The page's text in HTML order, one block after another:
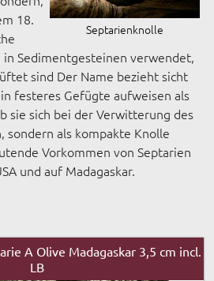
Septarienknolle
18.
Sedimentgesteinen verwendet,
sind Der Name bezieht sicht
festeres Gefügte aufweisen als
sie sich bei der Verwitterung des
sondern als kompakte Knolle
Vorkommen von Septarien
und auf Madagaskar.
A Olive Madagaskar 3,5 cm incl.
LB